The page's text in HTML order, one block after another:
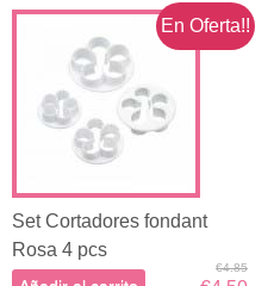
En Oferta!!
Set Cortadores fondant
Rosa 4 pcs
€4.85